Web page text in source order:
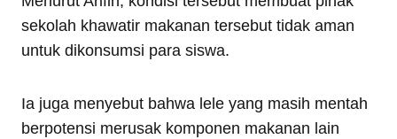
sekolah khawatir makanan tersebut tidak aman
untuk dikonsumsi para siswa.
Ia juga menyebut bahwa lele yang masih mentah
berpotensi merusak komponen makanan lain